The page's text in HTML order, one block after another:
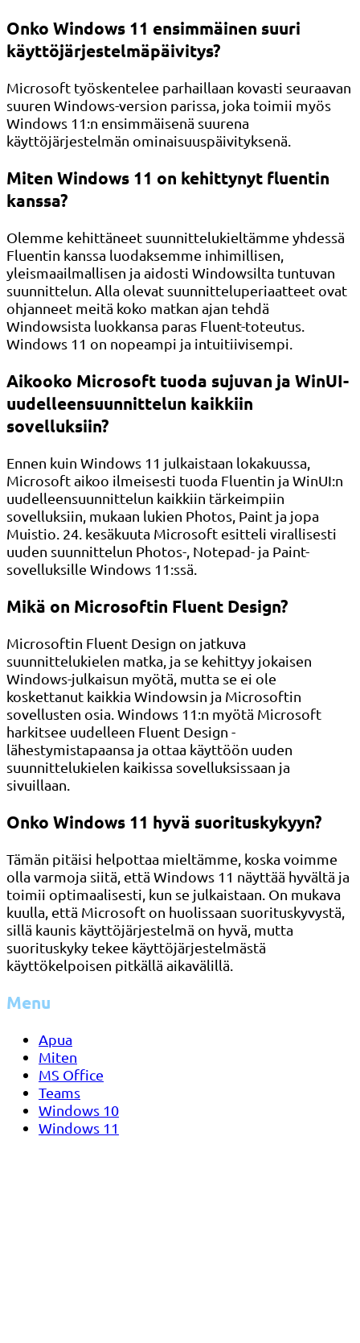
Onko Windows 11 ensimmäinen suuri
käyttöjärjestelmäpäivitys?
Microsoft työskentelee parhaillaan kovasti seuraavan
suuren Windows-version parissa, joka toimii myös
Windows 11:n ensimmäisenä suurena
käyttöjärjestelmän ominaisuuspäivityksenä.
Miten Windows 11 on kehittynyt fluentin
kanssa?
Olemme kehittäneet suunnittelukieltämme yhdessä
Fluentin kanssa luodaksemme inhimillisen,
yleismaailmallisen ja aidosti Windowsilta tuntuvan
suunnittelun. Alla olevat suunnitteluperiaatteet ovat
ohjanneet meitä koko matkan ajan tehdä
Windowsista luokkansa paras Fluent-toteutus.
Windows 11 on nopeampi ja intuitiivisempi.
Aikooko Microsoft tuoda sujuvan ja WinUI-
uudelleensuunnittelun kaikkiin
sovelluksiin?
Ennen kuin Windows 11 julkaistaan ​​lokakuussa,
Microsoft aikoo ilmeisesti tuoda Fluentin ja WinUI:n
uudelleensuunnittelun kaikkiin tärkeimpiin
sovelluksiin, mukaan lukien Photos, Paint ja jopa
Muistio. 24. kesäkuuta Microsoft esitteli virallisesti
uuden suunnittelun Photos-, Notepad- ja Paint-
sovelluksille Windows 11:ssä.
Mikä on Microsoftin Fluent Design?
Microsoftin Fluent Design on jatkuva
suunnittelukielen matka, ja se kehittyy jokaisen
Windows-julkaisun myötä, mutta se ei ole
koskettanut kaikkia Windowsin ja Microsoftin
sovellusten osia. Windows 11:n myötä Microsoft
harkitsee uudelleen Fluent Design -
lähestymistapaansa ja ottaa käyttöön uuden
suunnittelukielen kaikissa sovelluksissaan ja
sivuillaan.
Onko Windows 11 hyvä suorituskykyyn?
Tämän pitäisi helpottaa mieltämme, koska voimme
olla varmoja siitä, että Windows 11 näyttää hyvältä ja
toimii optimaalisesti, kun se julkaistaan. On mukava
kuulla, että Microsoft on huolissaan suorituskyvystä,
sillä kaunis käyttöjärjestelmä on hyvä, mutta
suorituskyky tekee käyttöjärjestelmästä
käyttökelpoisen pitkällä aikavälillä.
Menu
Apua
Miten
MS Office
Teams
Windows 10
Windows 11